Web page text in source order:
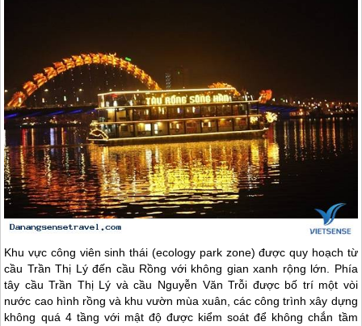
Khu vực công viên sinh thái (ecology park zone) được quy hoạch từ
cầu Trần Thị Lý đến cầu Rồng với không gian xanh rộng lớn. Phía
tây cầu Trần Thị Lý và cầu Nguyễn Văn Trỗi được bố trí một vòi
nước cao hình rồng và khu vườn mùa xuân, các công trình xây dựng
không quá 4 tầng với mật độ được kiểm soát để không chắn tầm